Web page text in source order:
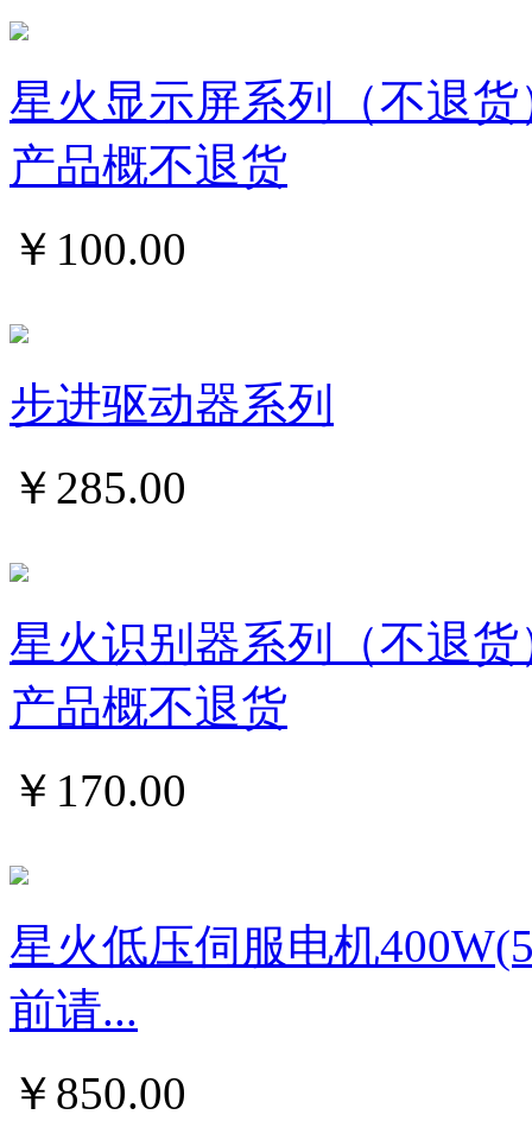
星火显示屏系列（不退
产品概不退货
￥ 100.00
步进驱动器系列
￥ 285.00
星火识别器系列（不退
产品概不退货
￥ 170.00
星火低压伺服电机
前请...
￥ 850.00